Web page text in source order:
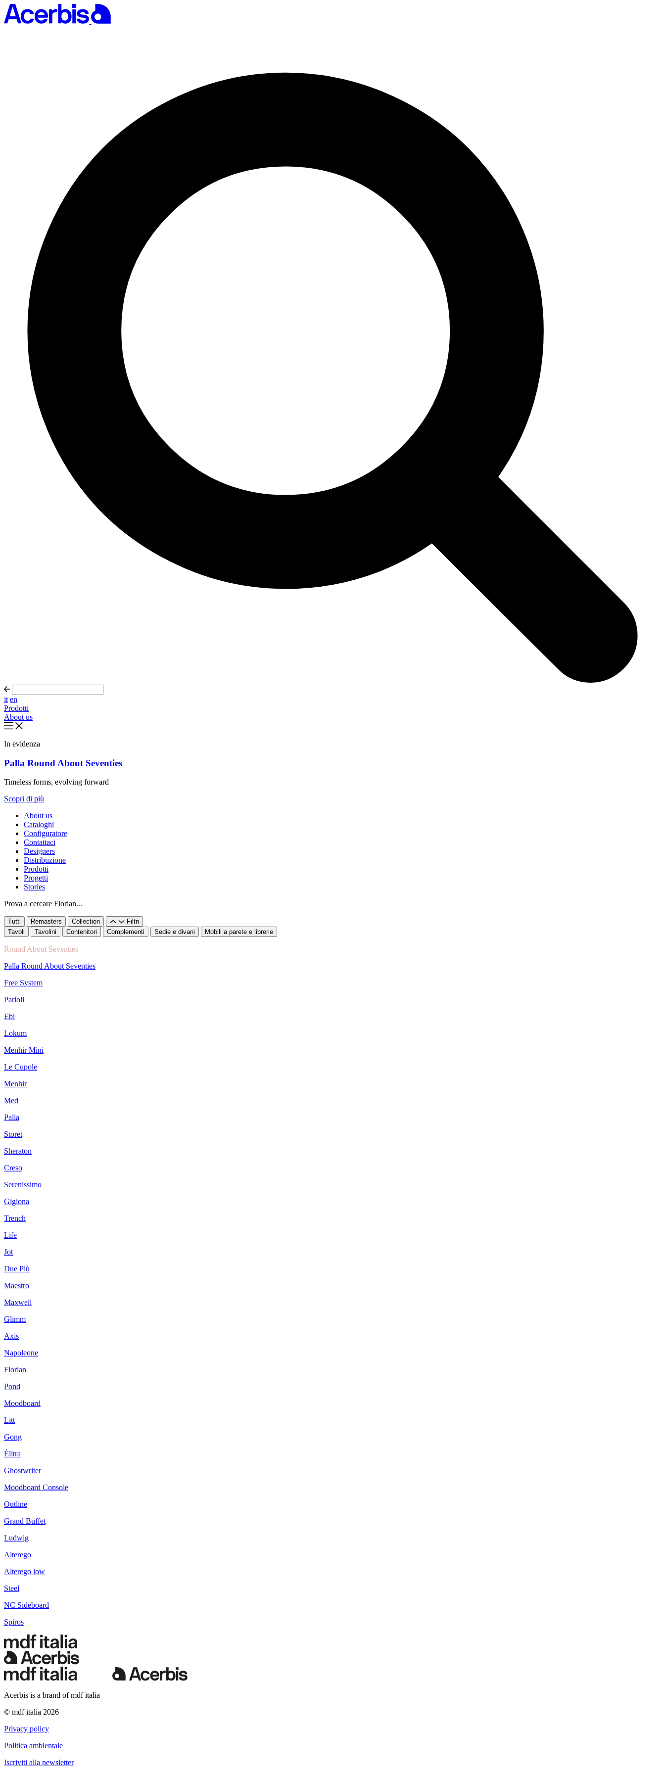
it en
Prodotti
About us
In evidenza
Palla Round About Seventies
Timeless forms, evolving forward
Scopri di più
About us
Cataloghi
Configuratore
Contattaci
Designers
Distribuzione
Prodotti
Progetti
Stories
Prova a cercare Florian...
Tutti Remasters Collection
Filtri
Tavoli
Tavolini Contenitori Complementi Sedie e divani Mobili a parete e librerie
Round About Seventies
Palla Round About Seventies
Free System
Parioli
Ebi
Lokum
Menhir Mini
Le Cupole
Menhir
Med
Palla
Storet
Sheraton
Creso
Serenissimo
Gigiona
Trench
Life
Jot
Due Più
Maestro
Maxwell
Glimm
Axis
Napoleone
Florian
Pond
Moodboard
Litt
Gong
Élitra
Ghostwriter
Moodboard Console
Outline
Grand Buffet
Ludwig
Alterego
Alterego low
Steel
NC Sideboard
Spiros
Acerbis is a brand of mdf italia
© mdf italia 2026
Privacy policy
Politica ambientale
Iscriviti alla newsletter